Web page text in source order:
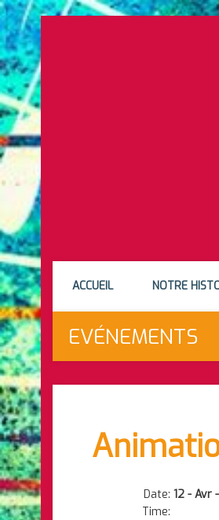
ACCUEIL NOTRE
EVÉNEMENTS
Date: 12 - Avr
Time: